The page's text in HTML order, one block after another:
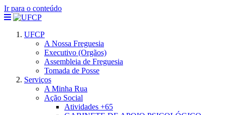
Ir para o conteúdo
UFCP
A Nossa Freguesia
Executivo (Orgãos)
Assembleia de Freguesia
Tomada de Posse
Serviços
A Minha Rua
Ação Social
Atividades +65